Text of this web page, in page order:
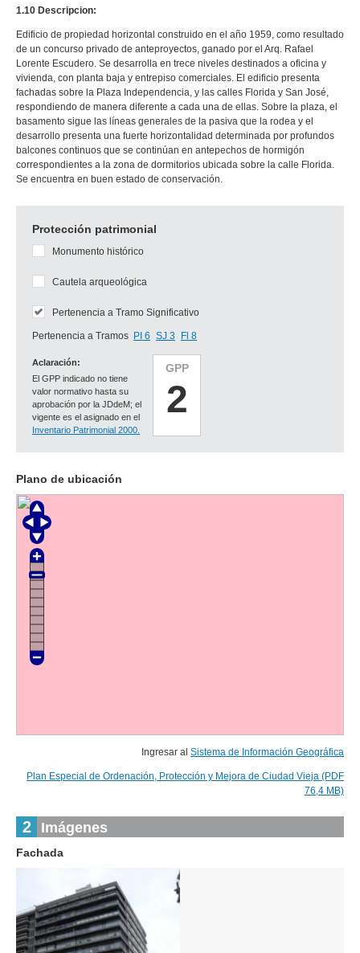
1.10 Descripcion:
Edificio de propiedad horizontal construido en el año 1959, como resultado
de un concurso privado de anteproyectos, ganado por el Arq. Rafael
Lorente Escudero. Se desarrolla en trece niveles destinados a oficina y
vivienda, con planta baja y entrepiso comerciales. El edificio presenta
fachadas sobre la Plaza Independencia, y las calles Florida y San José,
respondiendo de manera diferente a cada una de ellas. Sobre la plaza, el
basamento sigue las líneas generales de la pasiva que la rodea y el
desarrollo presenta una fuerte horizontalidad determinada por profundos
balcones continuos que se continúan en antepechos de hormigón
correspondientes a la zona de dormitorios ubicada sobre la calle Florida.
Se encuentra en buen estado de conservación.
Protección patrimonial
GPP
2
Aclaración:
El GPP indicado no tiene
valor normativo hasta su
aprobación por la JDdeM; el
vigente es el asignado en el
Inventario Patrimonial 2000.
Monumento histórico
Cautela arqueológica
Pertenencia a Tramo Significativo
Pertenencia a Tramos PI 6 SJ 3 Fl 8
Plano de ubicación
Ingresar al Sistema de Información Geográfica
Plan Especial de Ordenación, Protección y Mejora de Ciudad Vieja (PDF
76,4 MB)
2 Imágenes
Fachada